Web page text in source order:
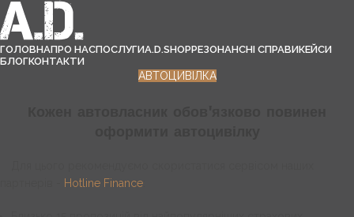
ГОЛОВНАПРО НАСПОСЛУГИA.D.SHOPРЕЗОНАНСНІ СПРАВИКЕЙСИ
БЛОГКОНТАКТИ
АВТОЦИВІЛКА
Hotline Finance